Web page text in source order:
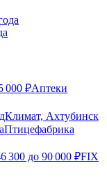
000 ₽Аптеки
Ахтубинск
Птицефабрика
300 до 90 000 ₽FIX